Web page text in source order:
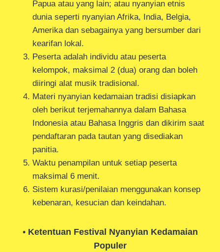
Papua atau yang lain; atau nyanyian etnis
dunia seperti nyanyian Afrika, India, Belgia,
Amerika dan sebagainya yang bersumber dari
kearifan lokal.
Peserta adalah individu atau peserta
kelompok, maksimal 2 (dua) orang dan boleh
diiringi alat musik tradisional.
Materi nyanyian kedamaian tradisi disiapkan
oleh berikut terjemahannya dalam Bahasa
Indonesia atau Bahasa Inggris dan dikirim saat
pendaftaran pada tautan yang disediakan
panitia.
Waktu penampilan untuk setiap peserta
maksimal 6 menit.
Sistem kurasi/penilaian menggunakan konsep
kebenaran, kesucian dan keindahan.
• Ketentuan Festival Nyanyian Kedamaian
Populer